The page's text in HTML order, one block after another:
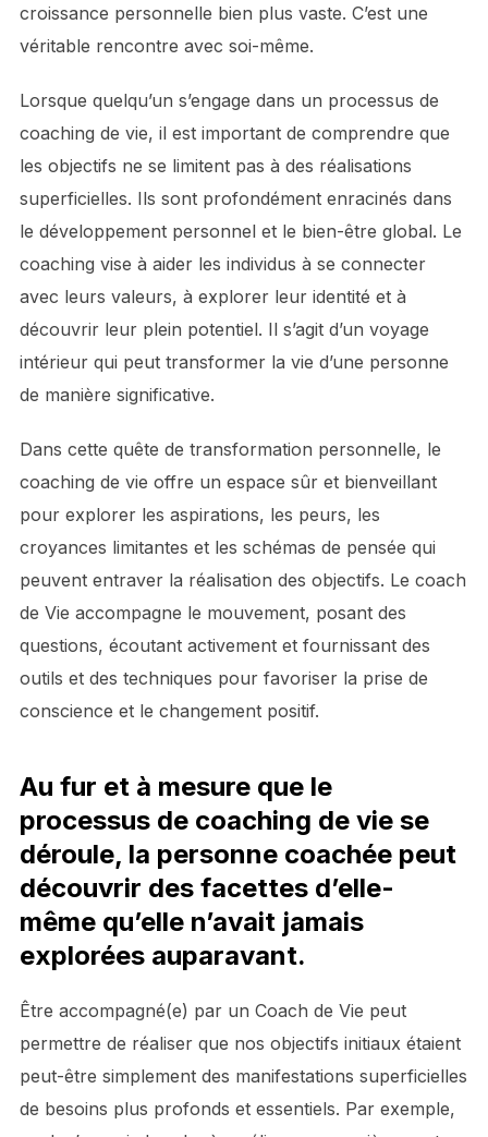
croissance personnelle bien plus vaste. C’est une
véritable rencontre avec soi-même.
Lorsque quelqu’un s’engage dans un processus de
coaching de vie, il est important de comprendre que
les objectifs ne se limitent pas à des réalisations
superficielles. Ils sont profondément enracinés dans
le développement personnel et le bien-être global. Le
coaching vise à aider les individus à se connecter
avec leurs valeurs, à explorer leur identité et à
découvrir leur plein potentiel. Il s’agit d’un voyage
intérieur qui peut transformer la vie d’une personne
de manière significative.
Dans cette quête de transformation personnelle, le
coaching de vie offre un espace sûr et bienveillant
pour explorer les aspirations, les peurs, les
croyances limitantes et les schémas de pensée qui
peuvent entraver la réalisation des objectifs. Le coach
de Vie accompagne le mouvement, posant des
questions, écoutant activement et fournissant des
outils et des techniques pour favoriser la prise de
conscience et le changement positif.
Au fur et à mesure que le
processus de coaching de vie se
déroule, la personne coachée peut
découvrir des facettes d’elle-
même qu’elle n’avait jamais
explorées auparavant.
Être accompagné(e) par un Coach de Vie peut
permettre de réaliser que nos objectifs initiaux étaient
peut-être simplement des manifestations superficielles
de besoins plus profonds et essentiels. Par exemple,